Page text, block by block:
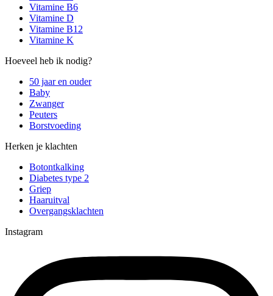
Vitamine B6
Vitamine D
Vitamine B12
Vitamine K
Hoeveel heb ik nodig?
50 jaar en ouder
Baby
Zwanger
Peuters
Borstvoeding
Herken je klachten
Botontkalking
Diabetes type 2
Griep
Haaruitval
Overgangsklachten
Instagram